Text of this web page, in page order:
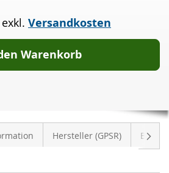
exkl. Versandkosten
Warenkorb
Hersteller (GPSR)